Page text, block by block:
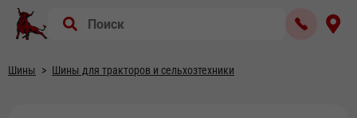
Шины Шины для тракторов и сельхозтехники